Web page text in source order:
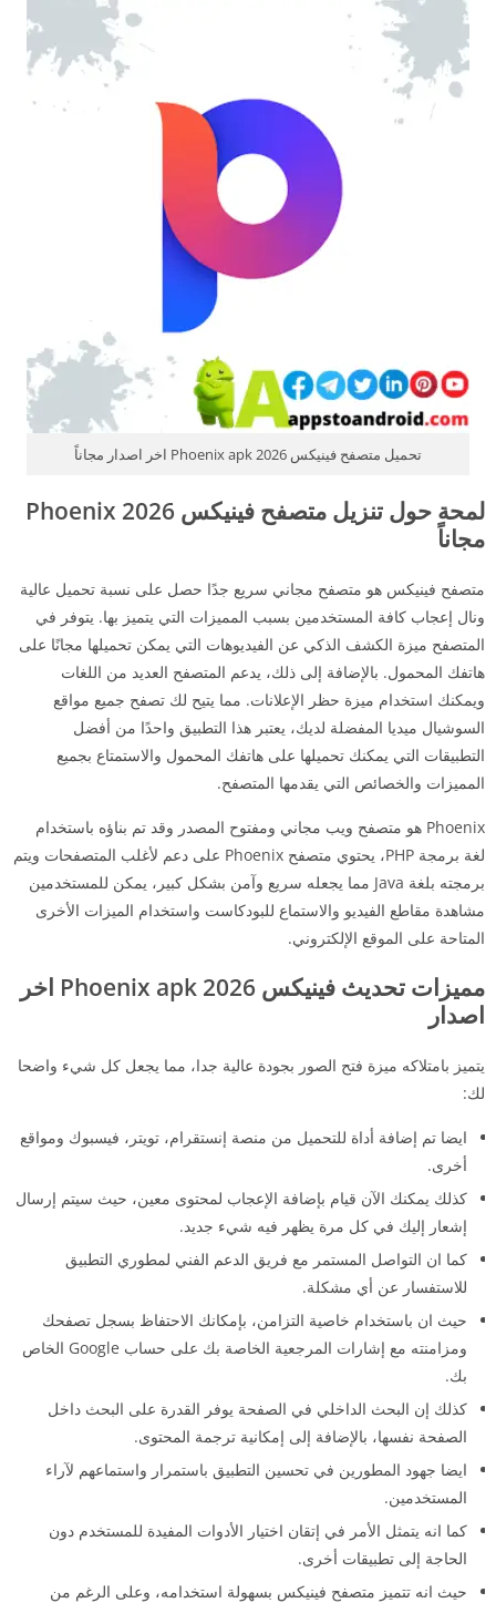
تحميل متصفح فينيكس Phoenix apk 2026 اخر اصدار مجاناً
لمحة حول تنزيل متصفح فينيكس 2026 Phoenix
مجاناً
متصفح فينيكس هو متصفح مجاني سريع جدًا حصل على نسبة تحميل عالية
ونال إعجاب كافة المستخدمين بسبب المميزات التي يتميز بها. يتوفر في
المتصفح ميزة الكشف الذكي عن الفيديوهات التي يمكن تحميلها مجانًا على
هاتفك المحمول. بالإضافة إلى ذلك، يدعم المتصفح العديد من اللغات
ويمكنك استخدام ميزة حظر الإعلانات. مما يتيح لك تصفح جميع مواقع
السوشيال ميديا المفضلة لديك، يعتبر هذا التطبيق واحدًا من أفضل
التطبيقات التي يمكنك تحميلها على هاتفك المحمول والاستمتاع بجميع
المميزات والخصائص التي يقدمها المتصفح.
Phoenix هو متصفح ويب مجاني ومفتوح المصدر وقد تم بناؤه باستخدام
لغة برمجة PHP، يحتوي متصفح Phoenix على دعم لأغلب المتصفحات ويتم
برمجته بلغة Java مما يجعله سريع وآمن بشكل كبير، يمكن للمستخدمين
مشاهدة مقاطع الفيديو والاستماع للبودكاست واستخدام الميزات الأخرى
المتاحة على الموقع الإلكتروني.
مميزات تحديث فينيكس 2026 Phoenix apk اخر
اصدار
يتميز بامتلاكه ميزة فتح الصور بجودة عالية جدا، مما يجعل كل شيء واضحا
لك:
ايضا تم إضافة أداة للتحميل من منصة إنستقرام، تويتر، فيسبوك ومواقع
أخرى.
كذلك يمكنك الآن قيام بإضافة الإعجاب لمحتوى معين، حيث سيتم إرسال
إشعار إليك في كل مرة يظهر فيه شيء جديد.
كما ان التواصل المستمر مع فريق الدعم الفني لمطوري التطبيق
للاستفسار عن أي مشكلة.
حيث ان باستخدام خاصية التزامن، بإمكانك الاحتفاظ بسجل تصفحك
ومزامنته مع إشارات المرجعية الخاصة بك على حساب Google الخاص
بك.
كذلك إن البحث الداخلي في الصفحة يوفر القدرة على البحث داخل
الصفحة نفسها، بالإضافة إلى إمكانية ترجمة المحتوى.
ايضا جهود المطورين في تحسين التطبيق باستمرار واستماعهم لآراء
المستخدمين.
كما انه يتمثل الأمر في إتقان اختيار الأدوات المفيدة للمستخدم دون
الحاجة إلى تطبيقات أخرى.
حيث انه تتميز متصفح فينيكس بسهولة استخدامه، وعلى الرغم من